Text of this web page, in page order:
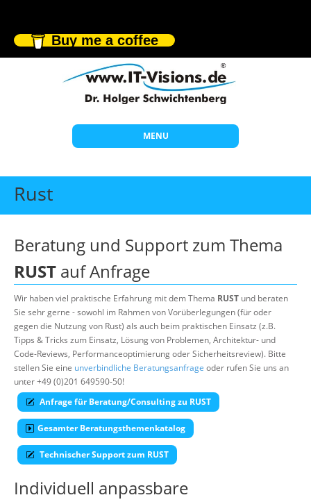
Buy me a coffee
MENU
Start
Individuelle Schulungen
Offene Seminare
Wissen
Über uns
Suche
Rust
Beratung und Support zum Thema
RUST auf Anfrage
Wir haben viel praktische Erfahrung mit dem Thema RUST und beraten
Sie sehr gerne - sowohl im Rahmen von Vorüberlegungen (für oder
gegen die Nutzung von Rust) als auch beim praktischen Einsatz (z.B.
Tipps & Tricks zum Einsatz, Lösung von Problemen, Architektur- und
Code-Reviews, Performanceoptimierung oder Sicherheitsreview). Bitte
stellen Sie eine unverbindliche Beratungsanfrage oder rufen Sie uns an
unter +49 (0)201 649590-50!
Anfrage für Beratung/Consulting zu RUST
Gesamter Beratungsthemenkatalog
Technischer Support zum RUST
Individuell anpassbare